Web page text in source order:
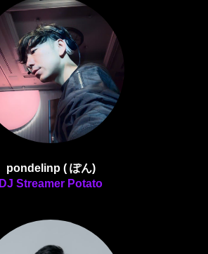
pondelinp ( ぽん)
DJ Streamer Potato